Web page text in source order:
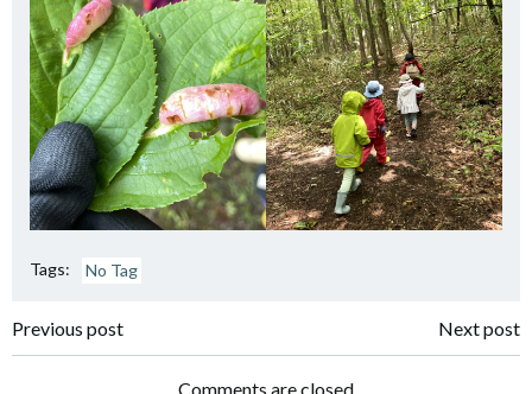
Tags: No Tag
Post
Previous post Next post
Comments are closed